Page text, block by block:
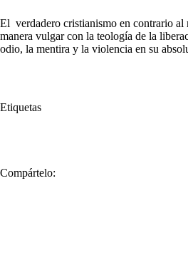
El verdadero cristianismo en contrario al
manera vulgar con la teología de la
odio, la mentira y la violencia en su
Etiquetas
Compártelo: